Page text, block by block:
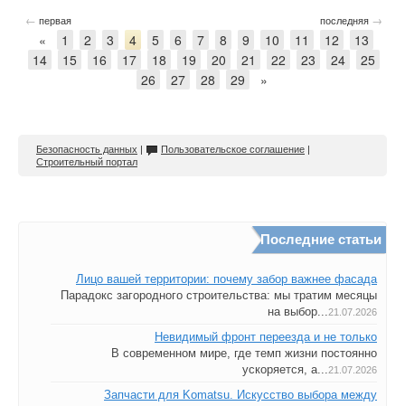
← первая последняя →
« 1 2 3 4 5 6 7 8 9 10 11 12
13
14
15 16 17 18 19 20 21 22 23 24
25
26
27 28 29 »
Безопасность данных | Пользовательское соглашение |
Строительный портал
Последние статьи
Лицо вашей территории: почему забор важнее фасада
Парадокс загородного строительства: мы тратим месяцы
на выбор...21.07.2026
Невидимый фронт переезда и не только
В современном мире, где темп жизни постоянно
ускоряется, а...21.07.2026
Запчасти для Komatsu. Искусство выбора между